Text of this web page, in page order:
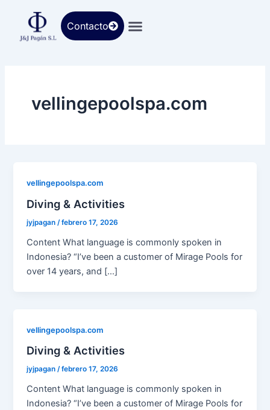
contenido
Contacto
vellingepoolspa.com
vellingepoolspa.com
Diving & Activities
jyjpagan/febrero 17, 2026
Content What language is commonly spoken in
Indonesia? “I’ve been a customer of Mirage Pools for
over 14 years, and […]
vellingepoolspa.com
Diving & Activities
jyjpagan/febrero 17, 2026
Content What language is commonly spoken in
Indonesia? “I’ve been a customer of Mirage Pools for